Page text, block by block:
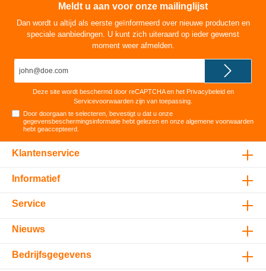
Meldt u aan voor onze mailinglijst
Dan wordt u altijd als eerste geïnformeerd over nieuwe producten en
speciale aanbiedingen. U kunt zich uiteraard op ieder gewenst
moment weer afmelden.
Deze site wordt beschermd door reCAPTCHA en het Privacybeleid en
Servicevoorwaarden zijn van toepassing.
Door doorgaan te selecteren, bevestigt u dat u onze
gegevensbeschermingsinformatie hebt gelezen en onzealgemene voorwaarden
hebt geaccepteerd
Klantenservice
Informatief
Service
Nieuws
Bedrijfsgegevens